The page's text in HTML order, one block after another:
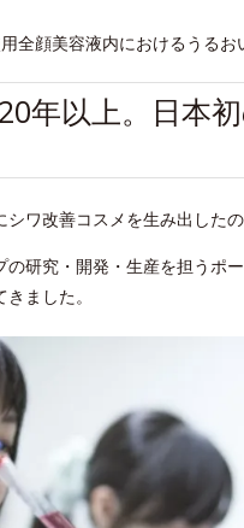
全顔美容液内におけるうるお
年以上。日本
シワ改善コスメを生み出した
の研究・開発・生産を担うポ
ました。